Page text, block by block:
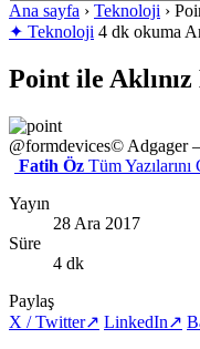
Ana sayfa › Teknoloji ›
✦ Teknoloji 4 dk okuma
Point ile
@formdevices© Adgager
Fatih Öz Tüm
Yayın
28 Ara 2017
Süre
4 dk
Paylaş
X / Twitter↗ LinkedIn↗